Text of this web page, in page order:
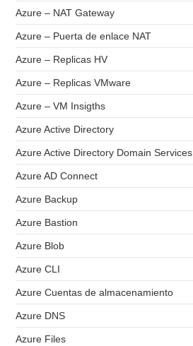
Azure – NAT Gateway
Azure – Puerta de enlace NAT
Azure – Replicas HV
Azure – Replicas VMware
Azure – VM Insigths
Azure Active Directory
Azure Active Directory Domain Services
Azure AD Connect
Azure Backup
Azure Bastion
Azure Blob
Azure CLI
Azure Cuentas de almacenamiento
Azure DNS
Azure Files